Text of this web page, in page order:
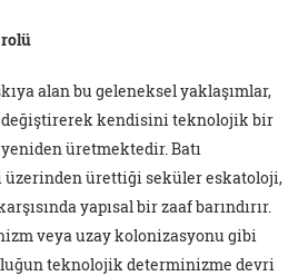
alan bu geleneksel yaklaşımlar,
değiştirerek kendisini teknolojik bir
üretmektedir. Batı
ürettiği seküler eskatoloji,
yapısal bir zaaf barındırır.
veya uzay kolonizasyonu gibi
teknolojik determinizme devri